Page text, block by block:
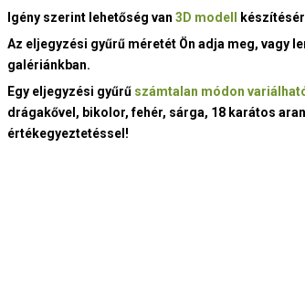
Igény szerint lehetőség van3D modell
Az eljegyzési gyűrű méretét Ön adja meg, vagy
galériánkban.
Egy eljegyzési gyűrű számtalan módon
drágakővel, bikolor, fehér, sárga, 18 karátos
értékegyeztetéssel!